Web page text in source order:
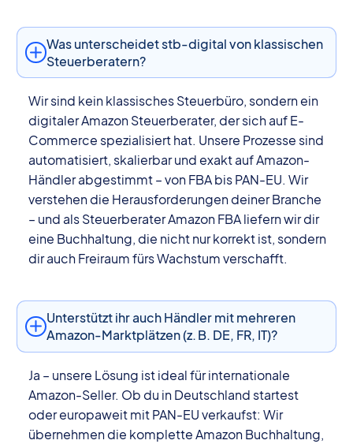
Was unterscheidet stb-digital von klassischen
Steuerberatern?
Wir sind kein klassisches Steuerbüro, sondern ein
digitaler Amazon Steuerberater, der sich auf E-
Commerce spezialisiert hat. Unsere Prozesse sind
automatisiert, skalierbar und exakt auf Amazon-
Händler abgestimmt – von FBA bis PAN-EU. Wir
verstehen die Herausforderungen deiner Branche
– und als Steuerberater Amazon FBA liefern wir dir
eine Buchhaltung, die nicht nur korrekt ist, sondern
dir auch Freiraum fürs Wachstum verschafft.
Unterstützt ihr auch Händler mit mehreren
Amazon-Marktplätzen (z. B. DE, FR, IT)?
Ja – unsere Lösung ist ideal für internationale
Amazon-Seller. Ob du in Deutschland startest
oder europaweit mit PAN-EU verkaufst: Wir
übernehmen die komplette Amazon Buchhaltung,